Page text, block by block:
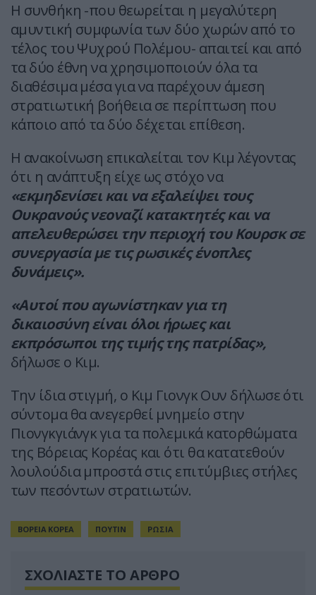
Η συνθήκη -που θεωρείται η μεγαλύτερη
αμυντική συμφωνία των δύο χωρών από το
τέλος του Ψυχρού Πολέμου- απαιτεί και από
τα δύο έθνη να χρησιμοποιούν όλα τα
διαθέσιμα μέσα για να παρέχουν άμεση
στρατιωτική βοήθεια σε περίπτωση που
κάποιο από τα δύο δέχεται επίθεση.
Η ανακοίνωση επικαλείται τον Κιμ λέγοντας
ότι η ανάπτυξη είχε ως στόχο να
«εκμηδενίσει και να εξαλείψει τους
Ουκρανούς νεοναζί κατακτητές και να
απελευθερώσει την περιοχή του Κουρσκ σε
συνεργασία με τις ρωσικές ένοπλες
δυνάμεις».
«Αυτοί που αγωνίστηκαν για τη
δικαιοσύνη είναι όλοι ήρωες και
εκπρόσωποι της τιμής της πατρίδας»,
δήλωσε ο Κιμ.
Την ίδια στιγμή, ο Κιμ Γιονγκ Ουν δήλωσε ότι
σύντομα θα ανεγερθεί μνημείο στην
Πιονγκγιάνγκ για τα πολεμικά κατορθώματα
της Βόρειας Κορέας και ότι θα κατατεθούν
λουλούδια μπροστά στις επιτύμβιες στήλες
των πεσόντων στρατιωτών.
ΒΟΡΕΙΑ ΚΟΡΕΑ ΠΟΥΤΙΝ ΡΩΣΙΑ
ΣΧΟΛΙΑΣΤΕ ΤΟ ΑΡΘΡΟ